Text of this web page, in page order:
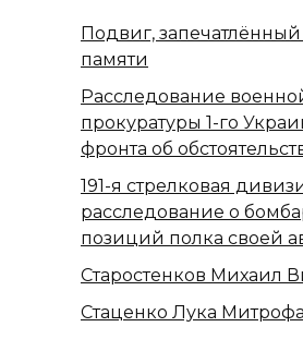
Подвиг,
памяти
Расследование
прокуратуры 1-го
фронта об
191-я стрелковая
расследование о
позиций полка своей
Старостенков Михаил
Стаценко Лука